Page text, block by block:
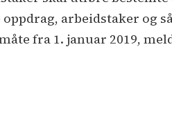
arbeidstaker og
fra 1. januar 2019,